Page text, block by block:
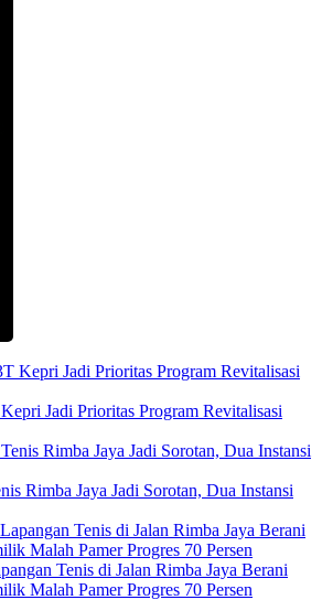
Jadi Prioritas Program Revitalisasi
Rimba Jaya Jadi Sorotan, Dua Instansi
Tenis di Jalan Rimba Jaya Berani
Malah Pamer Progres 70 Persen